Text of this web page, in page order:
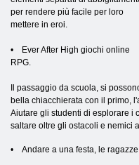
per rendere più facile per loro
mettere in eroi.
• Ever After High giochi online
RPG.
Il passaggio da scuola, si
bella chiacchierata con il primo,
Aiutare gli studenti di esplorare i
saltare oltre gli ostacoli e nemici
• Andare a una festa, le